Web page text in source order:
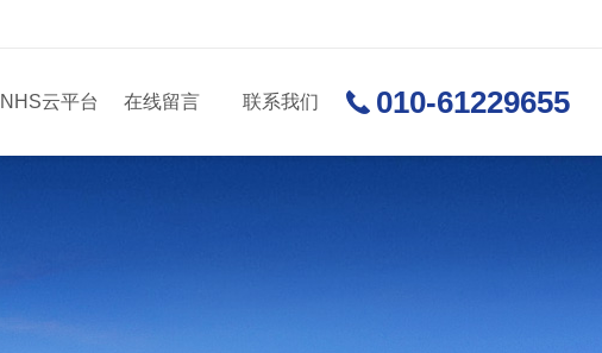
云平台 在线留言 联系我们 010-61229655